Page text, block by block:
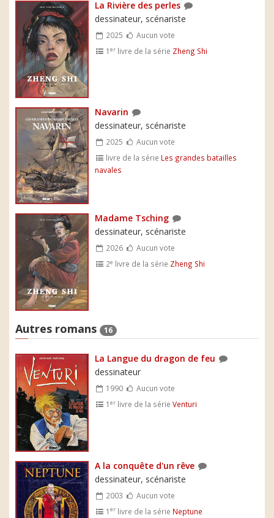
La Rivière des perles
dessinateur, scénariste
2025
Aucun vote
1er livre de la série Zheng Shi
Navarin
dessinateur, scénariste
2025
Aucun vote
livre de la série Les grandes batailles
navales
Madame Tsching
dessinateur, scénariste
2026
Aucun vote
2e livre de la série Zheng Shi
Autres romans 16
La Langue du dragon de feu
dessinateur
1990
Aucun vote
1er livre de la sérieVenturi
A la conquête d'un rêve
dessinateur, scénariste
2003
Aucun vote
1er livre de la série Neptune